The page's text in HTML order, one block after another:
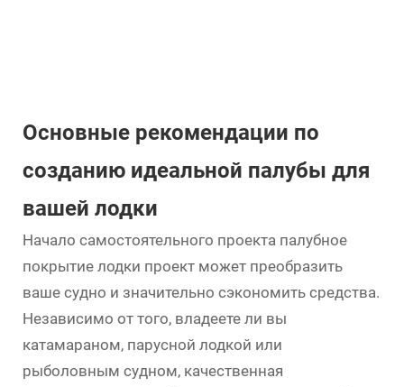
Основные рекомендации по
созданию идеальной палубы для
вашей лодки
Начало самостоятельного проекта палубное
покрытие лодки проект может преобразить
ваше судно и значительно сэкономить средства.
Независимо от того, владеете ли вы
катамараном, парусной лодкой или
рыболовным судном, качественная